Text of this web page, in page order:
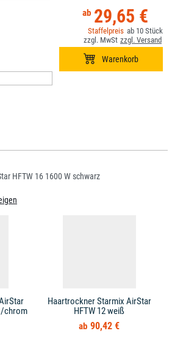
29,65 €
10
HFTW 16 1600 W schwarz
chrom
Haartrockner Starmix AirStar
HFTW 12 weiß
90,42 €